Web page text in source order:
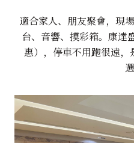
適合家人、朋友聚會，現
台、音響、摸彩箱。康達
惠），停車不用跑很遠
選